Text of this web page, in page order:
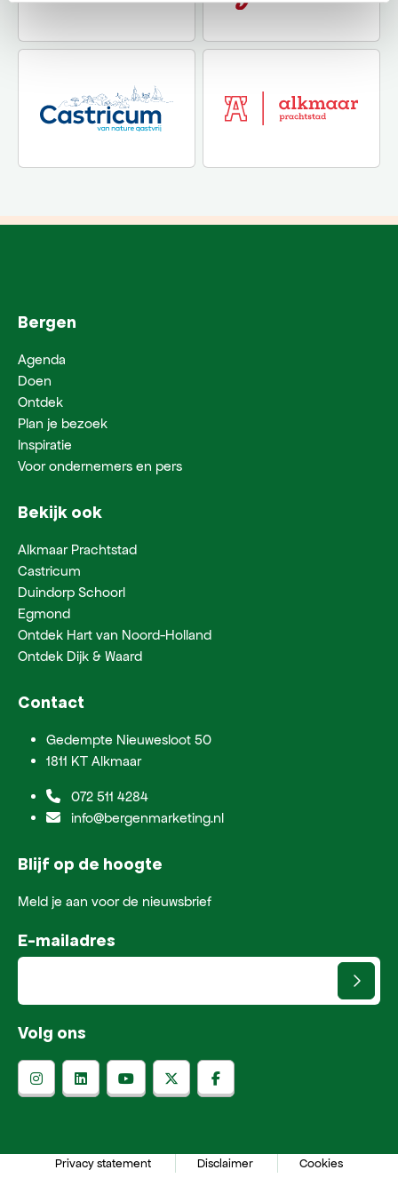
Bergen
Agenda
Doen
Ontdek
Plan je bezoek
Inspiratie
Voor ondernemers en pers
Bekijk ook
Alkmaar Prachtstad
Castricum
Duindorp Schoorl
Egmond
Ontdek Hart van Noord-Holland
Ontdek Dijk & Waard
Contact
Gedempte Nieuwesloot 50
1811 KT Alkmaar
072 511 4284
info@bergenmarketing.nl
Blijf op de hoogte
Meld je aan voor de nieuwsbrief
E-mailadres
Volg ons
Privacy statement Disclaimer Cookies